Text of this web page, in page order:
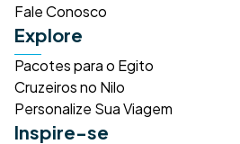
Fale Conosco
Explore
Pacotes para o Egito
Cruzeiros no Nilo
Personalize Sua Viagem
Inspire-se